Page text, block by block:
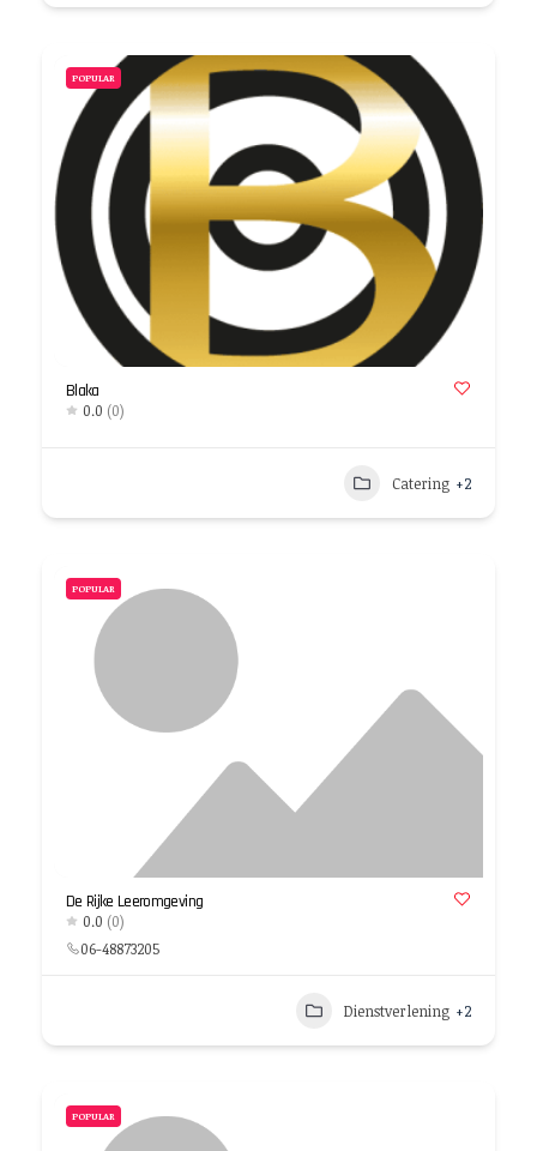
POPULAR
Blaka
0.0 (0)
Catering +2
POPULAR
De Rijke Leeromgeving
0.0 (0)
06-48873205
Dienstverlening +2
POPULAR